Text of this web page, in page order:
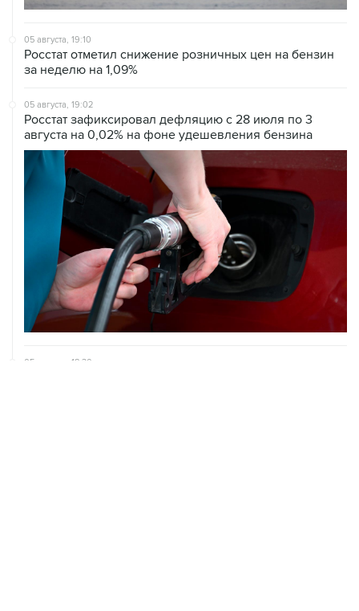
05 августа, 19:10
Росстат отметил снижение розничных цен на бензин
за неделю на 1,09%
05 августа, 19:02
Росстат зафиксировал дефляцию с 28 июля по 3
августа на 0,02% на фоне удешевления бензина
05 августа, 18:30